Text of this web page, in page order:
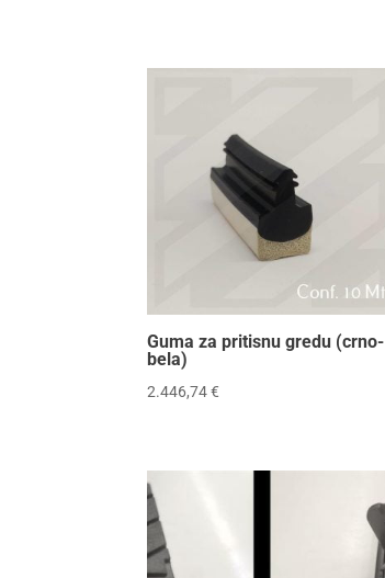
Guma za pritisnu gredu (crno-
bela)
2.446,74€